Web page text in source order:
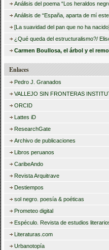
Análisis del poema “Los heraldos
Análisis de “España, aparta de mí
[La suavidad del pan que no ha
¿Qué queda del estructuralismo?/
Carmen Boullosa, el árbol y el
Enlaces
Pedro J. Granados
VALLEJO SIN FRONTERAS
ORCID
Lattes iD
ResearchGate
Archivo de publicaciones
Libros peruanos
CaribeAndo
Revista Arquitrave
Destiempos
sol negro. poesía & poéticas
Prometeo digital
Espéculo. Revista de estudios
Literaturas.com
Urbanotopía